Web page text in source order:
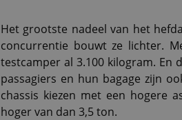
Het grootste nadeel van het
concurrentie bouwt ze lichter.
testcamper al 3.100 kilogram. En
passagiers en hun bagage zijn
chassis kiezen met een hogere
hoger van dan 3,5 ton.